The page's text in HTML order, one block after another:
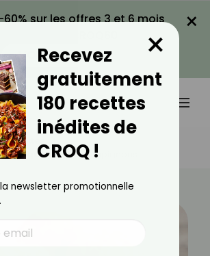
-60% sur les offres 3 et 6 mois
VOIR LA PROMO
×
Recettes
Légères Aux Champignons
Recevez
gratuitement
180 recettes
inédites de
CROQ !
×
newsletter promotionnelle